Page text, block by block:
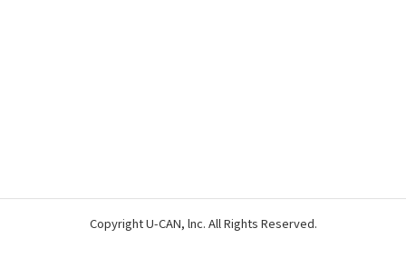
Copyright U-CAN, lnc. All Rights Reserved.